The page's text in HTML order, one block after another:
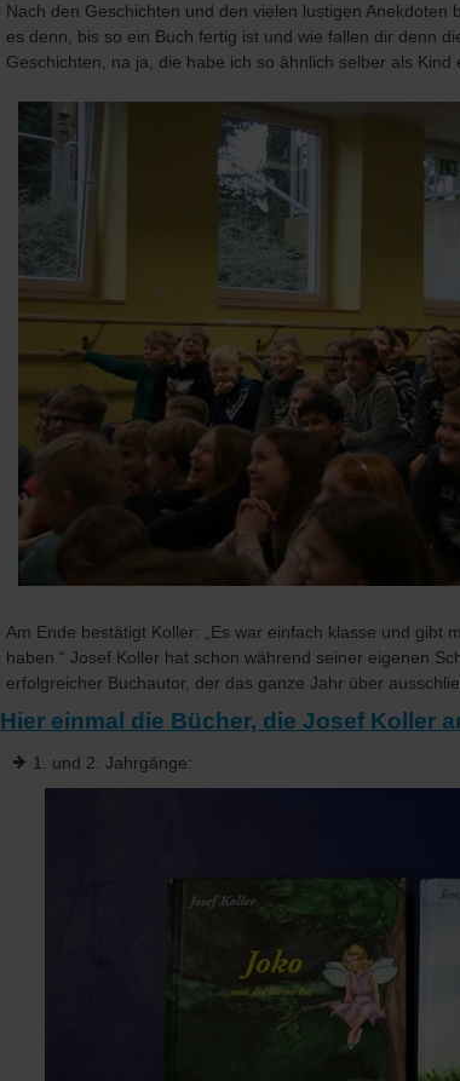
Nach den Geschichten und den vielen lustigen
es denn, bis so ein Buch fertig ist und wie fallen dir denn
Geschichten, na ja, die habe ich so ähnlich selber als
Am Ende bestätigt Koller: „Es war einfach klasse und gibt
haben.“ Josef Koller hat schon während seiner eigenen
erfolgreicher Buchautor, der das ganze Jahr über
Hier einmal die Bücher, die Josef Koller
1. und 2. Jahrgänge: